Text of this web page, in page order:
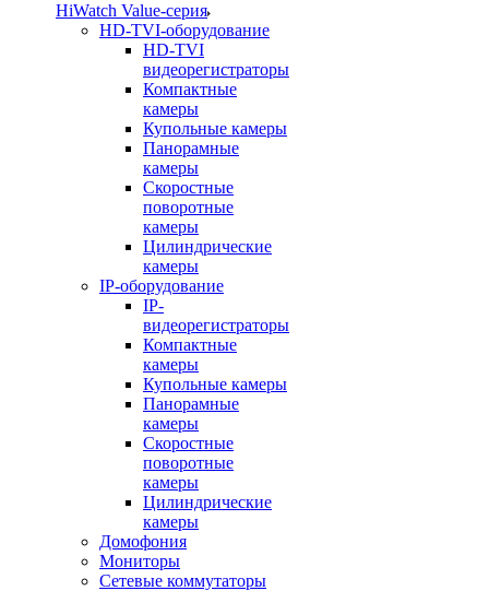
HiWatch Value-серия
HD-TVI-оборудование
HD-TVI
видеорегистраторы
Компактные
камеры
Купольные камеры
Панорамные
камеры
Скоростные
поворотные
камеры
Цилиндрические
камеры
IP-оборудование
IP-
видеорегистраторы
Компактные
камеры
Купольные камеры
Панорамные
камеры
Скоростные
поворотные
камеры
Цилиндрические
камеры
Домофония
Мониторы
Сетевые коммутаторы